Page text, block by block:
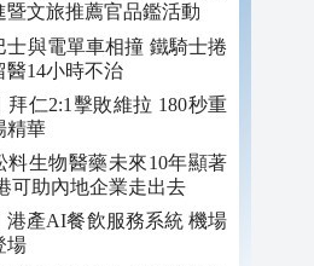
暨文旅推薦官品鑑活動
士與電單車相撞 鐵騎士捲
醫14小時不治
仁2:1擊敗維拉 180秒重
精華
料生物醫藥未來10年顯著
可助內地企業走出去
港產AI餐飲服務系統 機場
場